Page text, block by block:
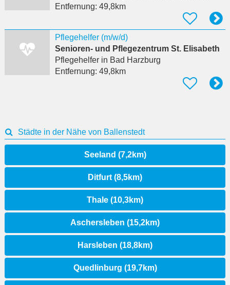
Entfernung: 49,8km
Pflegehelfer (m/w/d)
Senioren- und Pflegezentrum St. Elisabeth
Pflegehelferin Bad Harzburg
Entfernung: 49,8km
Städte in der Nähe von Ballenstedt
Seeland (7,2km)
Ditfurt (8,5km)
Thale (10,3km)
Aschersleben (15,2km)
Harsleben (18,8km)
Quedlinburg (19,7km)